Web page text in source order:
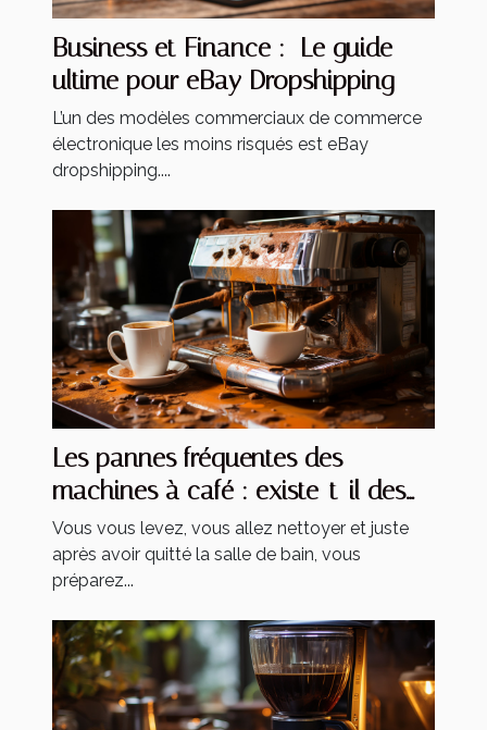
Business et Finance : Le guide
ultime pour eBay Dropshipping
L’un des modèles commerciaux de commerce
électronique les moins risqués est eBay
dropshipping....
Les pannes fréquentes des
machines à café : existe-t-il des
solutions ?
Vous vous levez, vous allez nettoyer et juste
après avoir quitté la salle de bain, vous
préparez...